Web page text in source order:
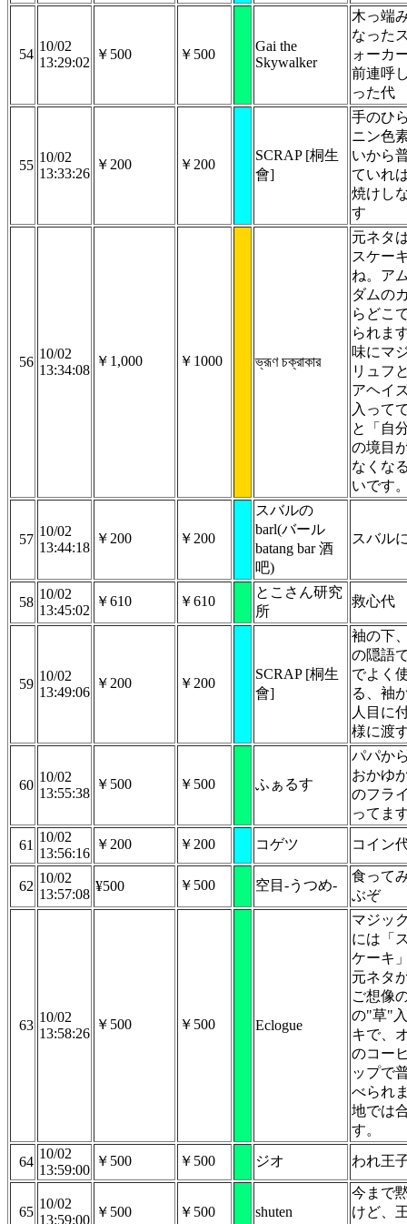
54
10/02
13:29:02
￥500 ￥500
Gai the
Skywalker
木っ端
なった
ォーカ
前連呼
った代
55
10/02
13:33:26
￥200 ￥200
SCRAP [桐生
會]
手のひ
ニン色
いから
ていれ
焼けし
す
56
10/02
13:34:08
￥1,000 ￥1000 ভ্রূণ চক্রাকার
元ネタ
スケー
ね。ア
ダムの
らどこ
られま
味にマ
リュフ
アヘイ
入って
と「自
の境目
なくな
いです
57
10/02
13:44:18
￥200 ￥200
スバルの
barl(バール
batang bar 酒
吧)
スバル
58
10/02
13:45:02
￥610 ￥610
とこさん研究
所
救心代
59
10/02
13:49:06
￥200 ￥200
SCRAP [桐生
會]
袖の下
の隠語
でよく
る、袖
人目に
様に渡
60
10/02
13:55:38
￥500 ￥500 ふぁるす
パパか
おかゆ
のフラ
ってま
61
10/02
13:56:16
￥200 ￥200 コゲツ コイン
62
10/02
13:57:08
¥500 ￥500 空目-うつめ-
食って
ぶぞ
63
10/02
13:58:26
￥500 ￥500 Eclogue
マジッ
には「
ケーキ
元ネタ
ご想像
の"草"
キで、
のコー
ップで
べられ
地では
す。
64
10/02
13:59:00
￥500 ￥500 ジオ われ王
65
10/02
13:59:00
￥500 ￥500 shuten
今まで
けど、